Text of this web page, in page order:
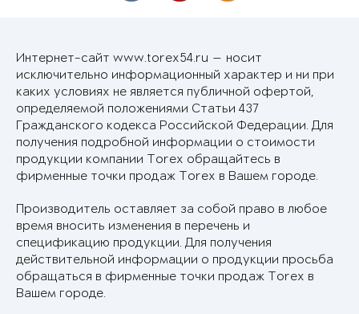
Интернет-сайт www.torex54.ru — носит
исключительно информационный характер и ни при
каких условиях не является публичной офертой,
определяемой положениями Статьи 437
Гражданского кодекса Российской Федерации. Для
получения подробной информации о стоимости
продукции компании Torex обращайтесь в
фирменные точки продаж Torex в Вашем городе.
Производитель оставляет за собой право в любое
время вносить изменения в перечень и
спецификацию продукции. Для получения
действительной информации о продукции просьба
обращаться в фирменные точки продаж Torex в
Вашем городе.